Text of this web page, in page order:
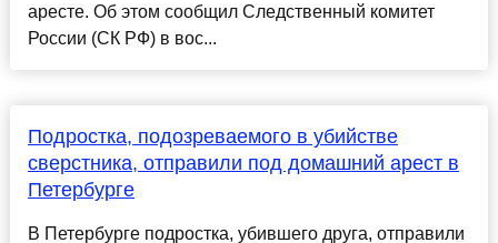
аресте. Об этом сообщил Следственный комитет
России (СК РФ) в вос...
Подростка, подозреваемого в убийстве
сверстника, отправили под домашний арест в
Петербурге
В Петербурге подростка, убившего друга, отправили